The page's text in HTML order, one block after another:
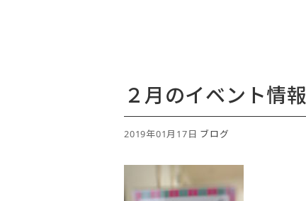
２月のイベント情報
2019年01月17日 ブログ